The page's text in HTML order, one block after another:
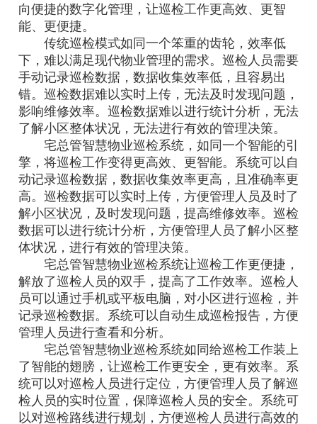
向便捷的数字化管理，让巡检工作更高效、更智
能、更便捷。
传统巡检模式如同一个笨重的齿轮，效率低
下，难以满足现代物业管理的需求。巡检人员需要
手动记录巡检数据，数据收集效率低，且容易出
错。巡检数据难以实时上传，无法及时发现问题，
影响维修效率。巡检数据难以进行统计分析，无法
了解小区整体状况，无法进行有效的管理决策。
宅总管智慧物业巡检系统，如同一个智能的引
擎，将巡检工作变得更高效、更智能。系统可以自
动记录巡检数据，数据收集效率更高，且准确率更
高。巡检数据可以实时上传，方便管理人员及时了
解小区状况，及时发现问题，提高维修效率。巡检
数据可以进行统计分析，方便管理人员了解小区整
体状况，进行有效的管理决策。
宅总管智慧物业巡检系统让巡检工作更便捷，
解放了巡检人员的双手，提高了工作效率。巡检人
员可以通过手机或平板电脑，对小区进行巡检，并
记录巡检数据。系统可以自动生成巡检报告，方便
管理人员进行查看和分析。
宅总管智慧物业巡检系统如同给巡检工作装上
了智能的翅膀，让巡检工作更安全，更有效率。系
统可以对巡检人员进行定位，方便管理人员了解巡
检人员的实时位置，保障巡检人员的安全。系统可
以对巡检路线进行规划，方便巡检人员进行高效的